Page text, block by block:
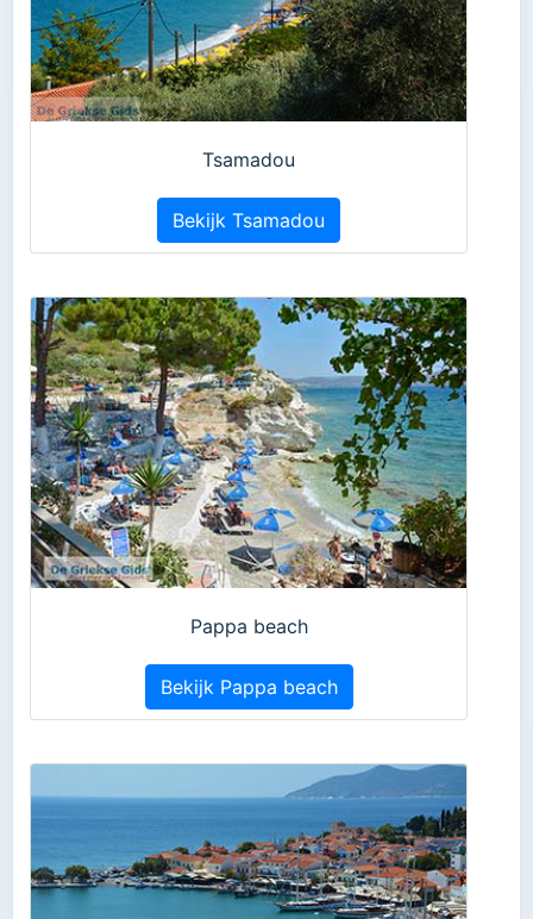
Tsamadou
Bekijk Tsamadou
Pappa beach
Bekijk Pappa beach